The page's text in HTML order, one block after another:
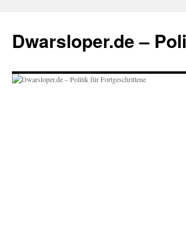
springen
Dwarsloper.de –